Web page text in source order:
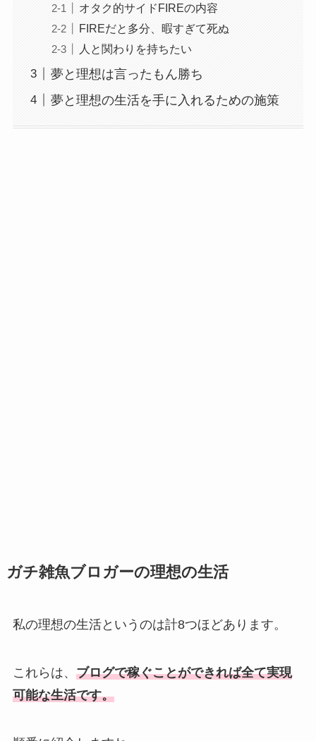
オタク的サイドFIREの内容
FIREだと多分、暇すぎて死ぬ
人と関わりを持ちたい
夢と理想は言ったもん勝ち
夢と理想の生活を手に入れるための施策
ガチ雑魚ブロガーの理想の生活
私の理想の生活というのは計8つほどあります。
これらは、 ブログで稼ぐことができれば全て実現
可能な生活です。